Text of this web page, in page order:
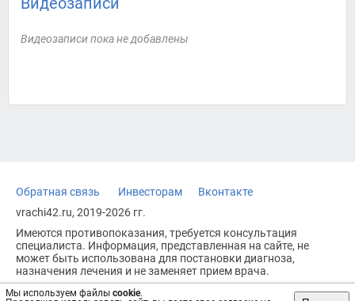
Мы используем файлы cookie.
Видеозаписи пока не добавлены
Обратная связь Инвесторам
Вконтакте
vrachi42.ru, 2019-2026 гг.
Имеются противопоказания, требуется консультация
специалиста. Информация, представленная на сайте, не
может быть использована для постановки диагноза,
назначения лечения и не заменяет прием врача.
Возрастное ограничение: 18+